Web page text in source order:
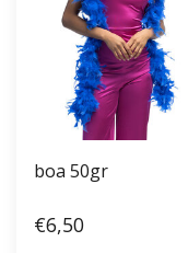
boa 50gr
€6,50